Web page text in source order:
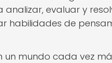
evaluar y
habilidades de
un mundo cada vez